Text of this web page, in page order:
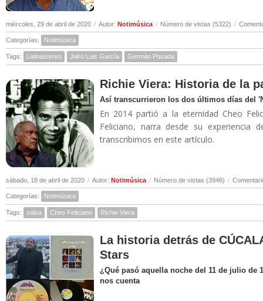
miércoles, 29 de abril de 2020 / Autor: Notimúsica / Número de vistas (5322) /
Categorías: Notimúsica
Tags: Latinastereo Jairo Luis García Germán Posada
Richie Viera: Historia de la
Así transcurrieron los dos últimos días del
En 2014 partió a la eternidad Cheo
Feliciano, narra desde su experiencia
transcribimos en este artículo.
sábado, 18 de abril de 2020 / Autor: Notimúsica / Número de vistas (3946) /
Categorías: Notimúsica
Tags: salsa Cheo Feliciano Richie Viera
La historia detrás de
Stars
¿Qué pasó aquella noche del 11 de julio de
nos cuenta